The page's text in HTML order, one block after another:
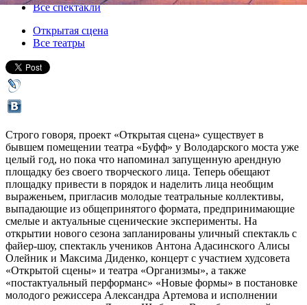
Все спектакли
Открытая сцена
Все театры
Строго говоря, проект «Открытая сцена» существует в
бывшем помещении театра «Буфф» у Володарского моста уже
целый год, но пока что напоминал запущенную арендную
площадку без своего творческого лица. Теперь обещают
площадку привести в порядок и наделить лица необщим
выраженьем, пригласив молодые театральные коллективы,
выпадающие из общепринятого формата, предпринимающие
смелые и актуальные сценические эксперименты. На
открытии нового сезона запланированы уличный спектакль с
файер-шоу, спектакль учеников Антона Адасинского Алисы
Олейник и Максима Диденко, концерт с участием худсовета
«Открытой сцены» и театра «Организмы», а также
«постактуальный перформанс» «Новые формы» в постановке
молодого режиссера Александра Артемова и исполнении